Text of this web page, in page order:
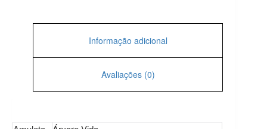
Informação adicional
Avaliações (0)